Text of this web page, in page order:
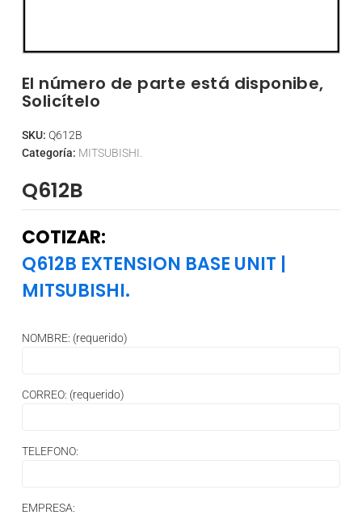
El número de parte está disponibe,
Solicítelo
SKU: Q612B
Categoría: MITSUBISHI.
Q612B
COTIZAR:
Q612B EXTENSION BASE UNIT |
MITSUBISHI.
NOMBRE: (requerido)
CORREO: (requerido)
TELEFONO:
EMPRESA: